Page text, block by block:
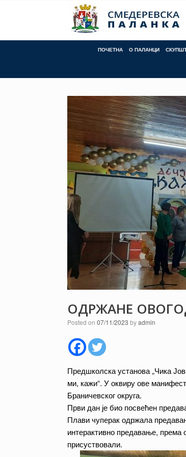
ПОЧЕТНА О ПАЛАНЦИ
ОДРЖАНЕ
Posted on 07/11/2023 byadmin
Предшколска установа „Чика
ми, кажи“. У оквиру ове
Браничевског округа.
Први дан је био посвећен
Плави чуперак одржала
интерактивно предавање, према
присуствовали.